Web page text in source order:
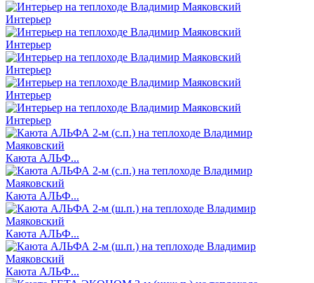
Интерьер
Интерьер
Интерьер
Интерьер
Интерьер
Каюта АЛЬФ...
Каюта АЛЬФ...
Каюта АЛЬФ...
Каюта АЛЬФ...